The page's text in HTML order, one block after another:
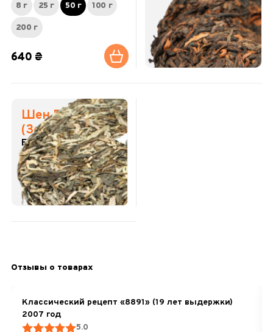
8 г 25 г 50 г 100 г
200 г
640 ₴
Шен Пуэр
(Зеленый пуэр)
Естественная
ферментация.
Вдохновляет.
Обновляет силы.
185
Отзывы о товарах
Классический рецепт «8891» (19 лет выдержки)
2007 год
5.0